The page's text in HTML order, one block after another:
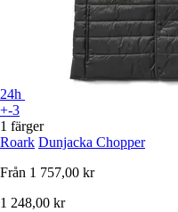
24h
+-3
1 färger
Roark Dunjacka Chopper
Från 1 757,00 kr
1 248,00 kr